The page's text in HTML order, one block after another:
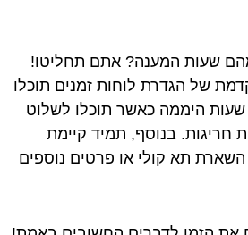
שעות המענה? אתם תחליטו!
של הגדרת לוחות זמנים תוכלו
היממה כאשר תוכלו לשלוט
חריגות. בנוסף, תמיד קיימת
תא קולי או פרטים נוספים